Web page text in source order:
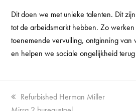
Dit doen we met unieke talenten. Dit
tot de arbeidsmarkt hebben. Zo
toenemende vervuiling, ontginning
en helpen we sociale ongelijkheid
Vorige
Refurbished Herman Miller